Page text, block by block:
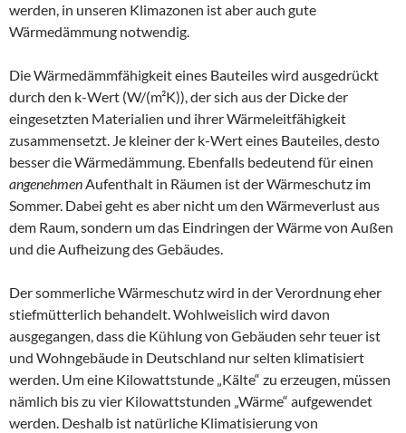
werden, in unseren Klimazonen ist aber auch gute
Wärmedämmung notwendig.
Die Wärmedämmfähigkeit eines Bauteiles wird ausgedrückt
durch den k-Wert (W/(m²K)), der sich aus der Dicke der
eingesetzten Materialien und ihrer Wärmeleitfähigkeit
zusammensetzt. Je kleiner der k-Wert eines Bauteiles, desto
besser die Wärmedämmung. Ebenfalls bedeutend für einen
angenehmenAufenthalt in Räumen ist der Wärmeschutz im
Sommer. Dabei geht es aber nicht um den Wärmeverlust aus
dem Raum, sondern um das Eindringen der Wärme von Außen
und die Aufheizung des Gebäudes.
Der sommerliche Wärmeschutz wird in der Verordnung eher
stiefmütterlich behandelt. Wohlweislich wird davon
ausgegangen, dass die Kühlung von Gebäuden sehr teuer ist
und Wohngebäude in Deutschland nur selten klimatisiert
werden. Um eine Kilowattstunde „Kälte“ zu erzeugen, müssen
nämlich bis zu vier Kilowattstunden „Wärme“ aufgewendet
werden. Deshalb ist natürliche Klimatisierung von